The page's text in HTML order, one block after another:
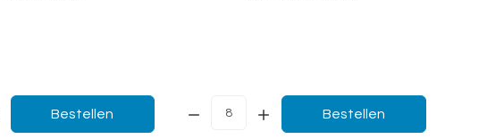
Bestellen Bestellen